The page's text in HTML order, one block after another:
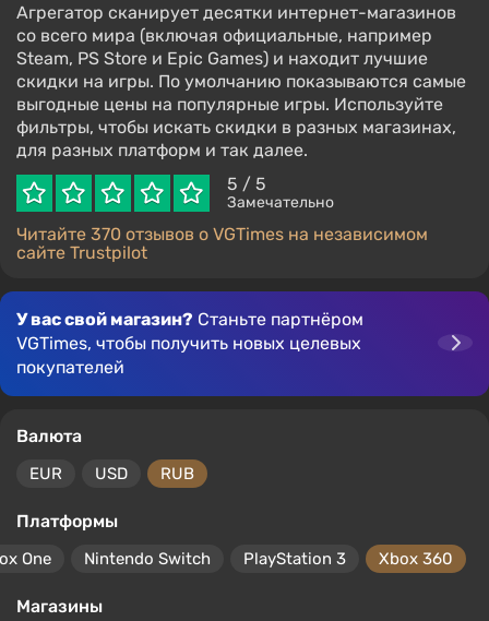
Агрегатор сканирует десятки интернет-магазинов
со всего мира (включая официальные, например
Steam, PS Store и Epic Games) и находит лучшие
скидки на игры. По умолчанию показываются самые
выгодные цены на популярные игры. Используйте
фильтры, чтобы искать скидки в разных магазинах,
для разных платформ и так далее.
5 / 5
Замечательно
Читайте 370 отзывов о VGTimes на независимом
сайте Trustpilot
У вас свой магазин? Станьте партнёром
VGTimes, чтобы получить новых целевых
покупателей
Валюта
EUR USD RUB
Платформы
One Nintendo Switch PlayStation 3 Xbox 360
Магазины